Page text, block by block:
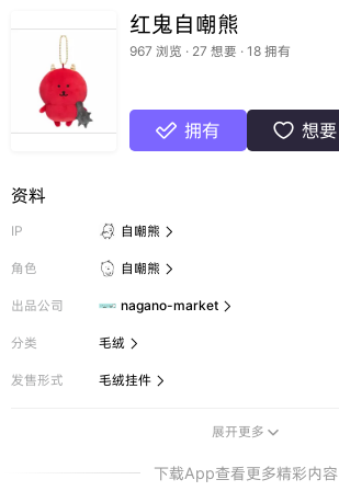
红鬼自嘲熊
967 浏览 · 27 想要 · 18 拥有
 拥有  想要
资料
IP 自嘲熊 
角色 自嘲熊 
出品公司 nagano-market 
分类 毛绒 
发售形式 毛绒挂件 
展开更多 
下载App查看更多精彩内容